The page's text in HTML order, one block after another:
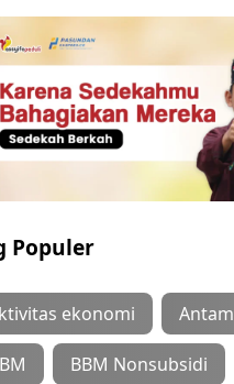
Populer
ekonomi Antam
BBM Nonsubsidi